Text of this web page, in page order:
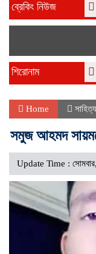
ব্রেকিং নিউজ
শিরোনাম
Home সাহিত্য
সমুজ আহমদ
Update Time :